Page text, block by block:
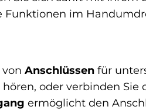
Funktionen im
von Anschlüssen für
oder verbinden Sie
ermöglicht den